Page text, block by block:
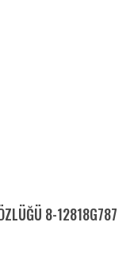
8-12818G787